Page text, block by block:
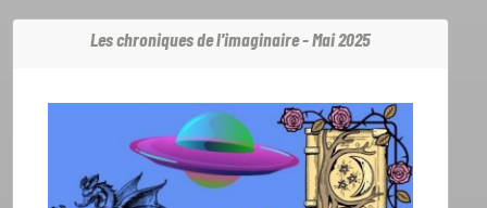
Les chroniques de l'imaginaire - Mai 2025